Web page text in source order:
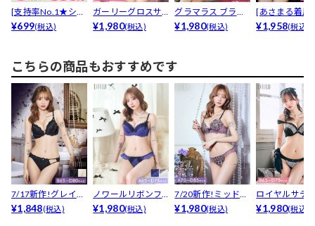
[支持率No.1★シリ
コン100％ヌー...
¥699(税込)
ガーリーグロスサ
テンブラジャー&...
¥1,980(税込)
グラマラス ブライ
トフラワーブラジ
¥1,980(税込)
[あさまる着用
マラスヌーデ
¥1,958(税込)
こちらの商品もおすすめです
7/17新作!グレイス
コードレースブラ...
¥1,848(税込)
ノワールリボンフ
リルブラジャー&...
¥1,980(税込)
7/20新作!ミッドナ
イトブルーム育乳...
¥1,980(税込)
ロイヤルサテ
ースブラジャ
¥1,980(税込)